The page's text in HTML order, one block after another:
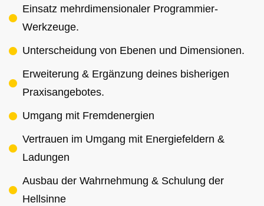
Einsatz mehrdimensionaler Programmier-
Werkzeuge.
Unterscheidung von Ebenen und Dimensionen.
Erweiterung & Ergänzung deines bisherigen
Praxisangebotes.
Umgang mit Fremdenergien
Vertrauen im Umgang mit Energiefeldern &
Ladungen
Ausbau der Wahrnehmung & Schulung der
Hellsinne